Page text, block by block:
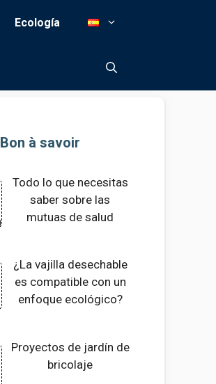
Ecología
Bon à savoir
Todo lo que necesitas
saber sobre las
mutuas de salud
¿La vajilla desechable
es compatible con un
enfoque ecológico?
Proyectos de jardín de
bricolaje